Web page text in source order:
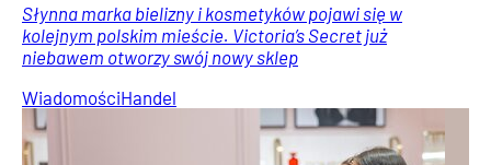
Słynna marka bielizny i kosmetyków pojawi się w
kolejnym polskim mieście. Victoria’s Secret już
niebawem otworzy swój nowy sklep
WiadomościHandel